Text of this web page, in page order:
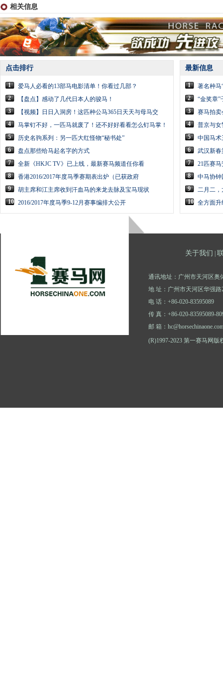
相关信息
点击排行
1
爱马人必看的13部马电影清单！你看过几部？
2
【盘点】感动了几代日本人的骏马！
3
【视频】日日入洞房！这匹种公马365日天天与母马交
4
马掌钉不好，一匹马就废了！还不好好看看怎么钉马掌！
5
历史名驹系列：另一匹大红怪物“秘书处”
6
盘点那些给马起名字的方式
7
全新《HKJC TV》已上线，最新赛马频道任你看
8
香港2016/2017年度马季赛期表出炉（已获政府
9
胡主席和江主席收到汗血马的来龙去脉及宝马现状
10 2016/2017年度马季9-12月赛事编排大公开
最新信息
1
著名种马
2
“金奖章”
3
赛马拍卖
4
普京与女
5
中国马术
6
武汉新春
7
21匹赛
8
中马协钟
9
二月二，
10 全方面升
关于我们
通讯地址：广州市天河区奥
地 址：广州市天河区华强路
电 话：+86-020-83595089
传 真：+86-020-83595089-
邮 箱：
(R)1997-2023 第一赛马网版